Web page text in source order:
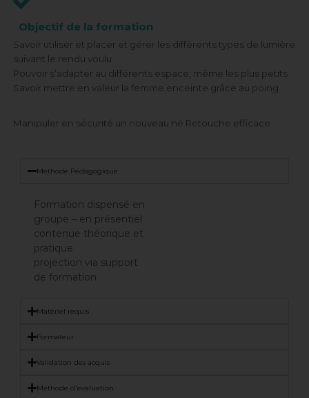
Objectif de la formation
Savoir utiliser et placer et gérer les diffèrents types de lumière
suivant le rendu voulu
Pouvoir s’adapter au différents espace, même les plus petits
Savoir mettre en valeur la femme enceinte grâce au poing
Manipuler en sécurité un nouveau né Retouche efficace
Methode Pédagogique
Formation dispensé en
groupe – en présentiel
contenue théorique et
pratique
projection via support
de formation
Matériel requis
Formateur
Validation des acquis
Methode d'evaluation